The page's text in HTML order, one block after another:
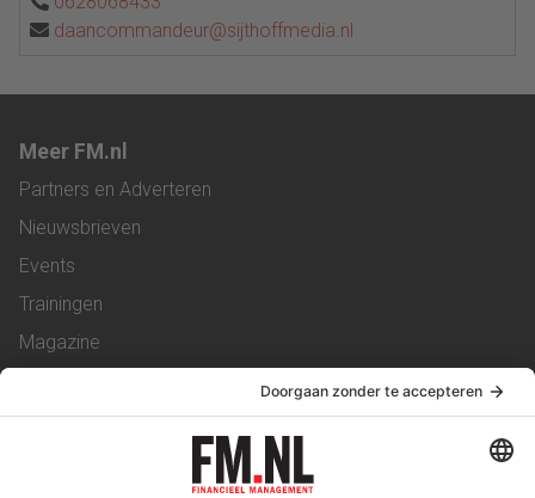
daancommandeur@sijthoffmedia.nl
Meer FM.nl
Partners en Adverteren
Nieuwsbrieven
Events
Trainingen
Magazine
Service & Contact